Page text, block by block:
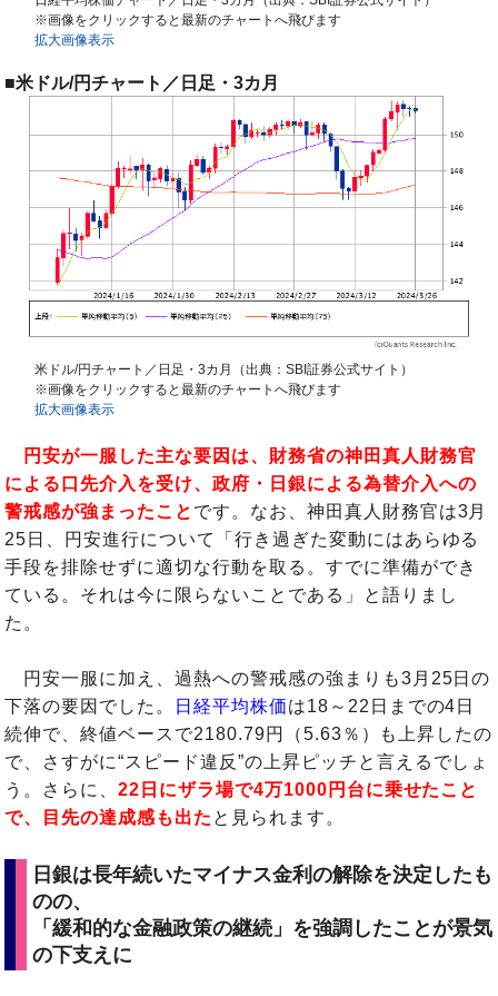
※画像をクリックすると最新のチャートへ飛びます
拡大画像表示
■米ドル/円チャート／日足・3カ月
米ドル/円チャート／日足・3カ月（出典：SBI証券公式サイト）
※画像をクリックすると最新のチャートへ飛びます
拡大画像表示
円安が一服した主な要因は、財務省の神田真人財務官
による口先介入を受け、政府・日銀による為替介入への
警戒感が強まったこと です。なお、神田真人財務官は3月
25日、円安進行について「行き過ぎた変動にはあらゆる
手段を排除せずに適切な行動を取る。すでに準備ができ
ている。それは今に限らないことである」と語りまし
た。
円安一服に加え、過熱への警戒感の強まりも3月25日の
下落の要因でした。
日経平均株価は18～22日までの4日
続伸で、終値ベースで2180.79円（5.63％）も上昇したの
で、さすがに“スピード違反”の上昇ピッチと言えるでしょ
う。さらに、22日にザラ場で4万1000円台に乗せたこと
で、目先の達成感も出た と見られます。
日銀は長年続いたマイナス金利の解除を決定したも
のの、
「緩和的な金融政策の継続」を強調したことが景気
の下支えに